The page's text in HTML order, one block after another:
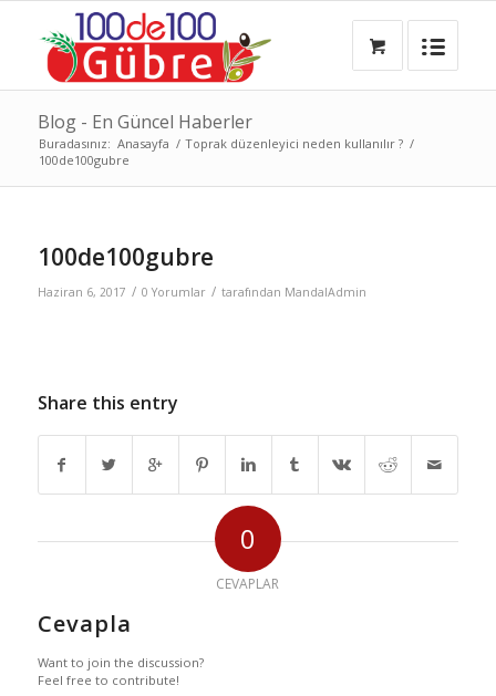
Blog - En Güncel Haberler
Buradasınız: Anasayfa / Toprak düzenleyici neden kullanılır ? /
100de100gubre
100de100gubre
Haziran 6, 2017 / 0 Yorumlar / tarafından MandalAdmin
Share this entry
0
CEVAPLAR
Cevapla
Want to join the discussion?
Feel free to contribute!